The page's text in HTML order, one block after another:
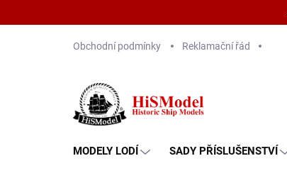
Obchodní podmínky Reklamační řád
MODELY LODÍ SADY PŘÍSLUŠENSTVÍ